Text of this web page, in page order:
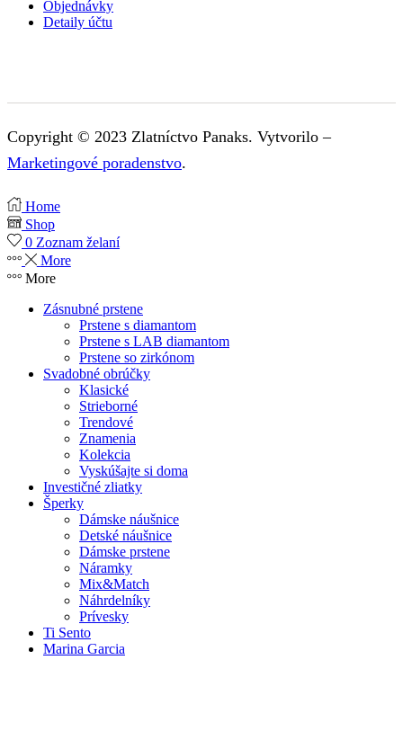
Objednávky
Detaily účtu
Copyright © 2023 Zlatníctvo Panaks. Vytvorilo –
Marketingové poradenstvo.
Home
Shop
0 Zoznam želaní
More
More
Zásnubné prstene
Prstene s diamantom
Prstene s LAB diamantom
Prstene so zirkónom
Svadobné obrúčky
Klasické
Strieborné
Trendové
Znamenia
Kolekcia
Vyskúšajte si doma
Investičné zliatky
Šperky
Dámske náušnice
Detské náušnice
Dámske prstene
Náramky
Mix&Match
Náhrdelníky
Prívesky
Ti Sento
Marina Garcia